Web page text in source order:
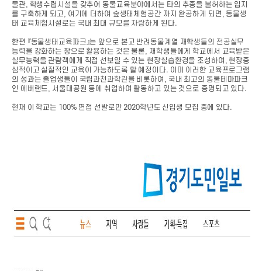
물관, 학생수렵시설을 갖추어 동물교육분야에서는 타의 추종을 불허하는 입지
를 구축하게 되고, 여기에 더하여 숲생태체험공간 까지 완공하게 되면, 동물생
태 교육체험시설로는 국내 최대 규모를 자랑하게 된다.
한편 『동물생태교육파크』는 앞으로 본교 반려동물계열 재학생들의 전공실무
능력을 강화하는 장으로 활용하는 것은 물론, 재학생들에게 학교에서 교육받은
실무능력을 관람객에게 직접 선보일 수 있는 현장실습환경을 조성하여, 현장중
심적이고 실질적인 교육이 가능하도록 할 예정이다. 이미 이러한 교육프로그램
의 성과는 졸업생들이 국립과천과학관을 비롯하여, 국내 최고의 동물테마파크
인 에버랜드, 서울대공원 등에 취업하여 활동하고 있는 것으로 증명되고 있다.
현재 이 학교는 100% 면접 선발로만 2020학년도 신입생 모집 중에 있다.